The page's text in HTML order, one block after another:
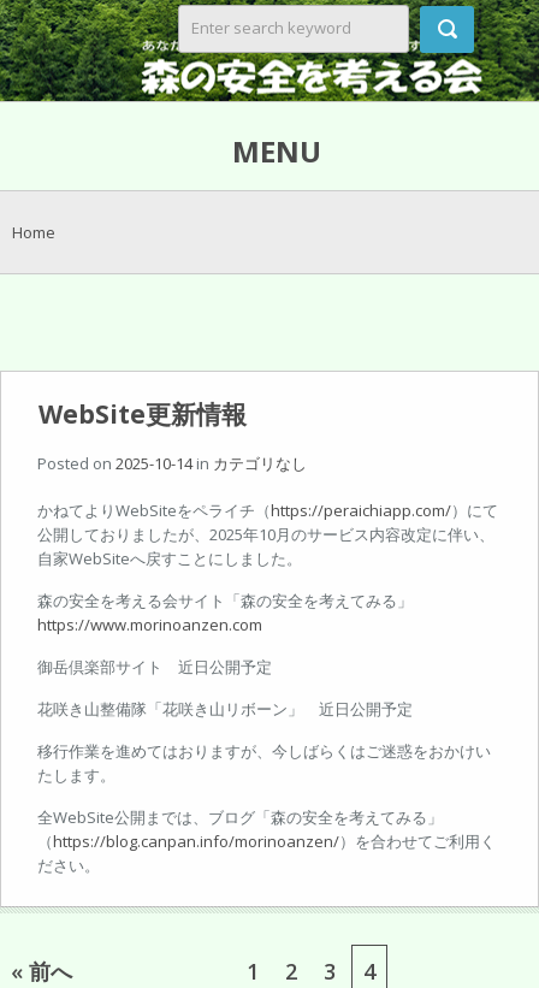
MENU
Home
WebSite更新情報
Posted on 2025-10-14in カテゴリなし
かねてよりWebSiteをペライチ（https://peraichiapp.com/）にて
公開しておりましたが、2025年10月のサービス内容改定に伴い、
自家WebSiteへ戻すことにしました。
森の安全を考える会サイト「森の安全を考えてみる」
https://www.morinoanzen.com
御岳倶楽部サイト 近日公開予定
花咲き山整備隊「花咲き山リボーン」 近日公開予定
移行作業を進めてはおりますが、今しばらくはご迷惑をおかけい
たします。
全WebSite公開までは、ブログ「森の安全を考えてみる」
（https://blog.canpan.info/morinoanzen/）を合わせてご利用く
ださい。
« 前へ 1 2 3 4